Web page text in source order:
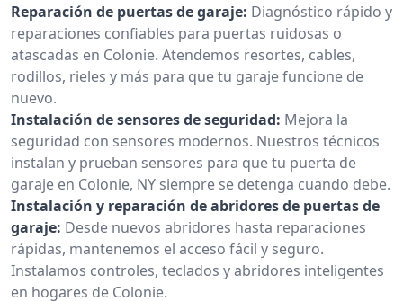
Reparación de puertas de garaje: Diagnóstico rápido y
reparaciones confiables para puertas ruidosas o
atascadas en Colonie. Atendemos resortes, cables,
rodillos, rieles y más para que tu garaje funcione de
nuevo.
Instalación de sensores de seguridad: Mejora la
seguridad con sensores modernos. Nuestros técnicos
instalan y prueban sensores para que tu puerta de
garaje en Colonie, NY siempre se detenga cuando debe.
Instalación y reparación de abridores de puertas de
garaje: Desde nuevos abridores hasta reparaciones
rápidas, mantenemos el acceso fácil y seguro.
Instalamos controles, teclados y abridores inteligentes
en hogares de Colonie.